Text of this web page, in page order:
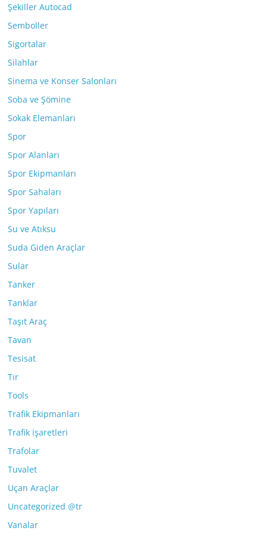
Şekiller Autocad
Semboller
Sigortalar
Silahlar
Sinema ve Konser Salonları
Soba ve Şömine
Sokak Elemanları
Spor
Spor Alanları
Spor Ekipmanları
Spor Sahaları
Spor Yapıları
Su ve Atıksu
Suda Giden Araçlar
Sular
Tanker
Tanklar
Taşıt Araç
Tavan
Tesisat
Tır
Tools
Trafik Ekipmanları
Trafik işaretleri
Trafolar
Tuvalet
Uçan Araçlar
Uncategorized @tr
Vanalar